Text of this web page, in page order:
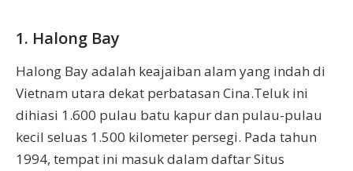
1. Halong Bay
Halong Bay adalah keajaiban alam yang indah di
Vietnam utara dekat perbatasan Cina.Teluk ini
dihiasi 1.600 pulau batu kapur dan pulau-pulau
kecil seluas 1.500 kilometer persegi. Pada tahun
1994, tempat ini masuk dalam daftar Situs